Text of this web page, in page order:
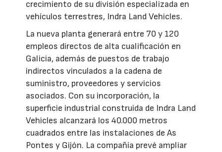
crecimiento de su división especializada en
vehículos terrestres, Indra Land Vehicles.
La nueva planta generará entre 70 y 120
empleos directos de alta cualificación en
Galicia, además de puestos de trabajo
indirectos vinculados a la cadena de
suministro, proveedores y servicios
asociados. Con su incorporación, la
superficie industrial construida de Indra Land
Vehicles alcanzará los 40.000 metros
cuadrados entre las instalaciones de As
Pontes y Gijón. La compañía prevé ampliar